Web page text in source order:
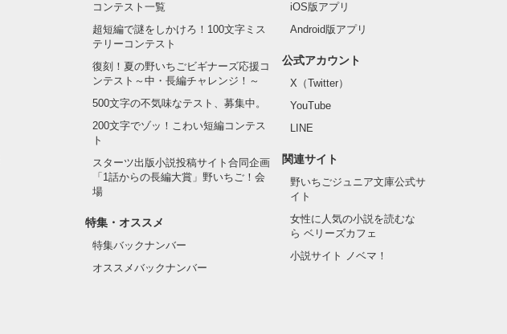
コンテスト一覧
超短編で謎をしかけろ！100文字ミス
テリーコンテスト
復刻！夏の野いちごビギナーズ応援コ
ンテスト～中・長編チャレンジ！～
500文字の不気味なテスト、募集中。
200文字でゾッ！こわい短編コンテス
ト
スターツ出版小説投稿サイト合同企画
「1話からの長編大賞」野いちご！会
場
特集・オススメ
特集バックナンバー
オススメバックナンバー
iOS版アプリ
Android版アプリ
公式アカウント
X（Twitter）
YouTube
LINE
関連サイト
野いちごジュニア文庫公式サ
イト
女性に人気の小説を読むな
ら ベリーズカフェ
小説サイト ノベマ！